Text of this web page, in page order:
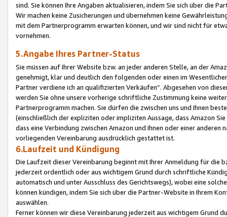
sind. Sie können Ihre Angaben aktualisieren, indem Sie sich über die
Wir machen keine Zusicherungen und übernehmen keine
mit dem Partnerprogramm erwarten können, und wir sind nicht für
vornehmen.
5.Angabe Ihres Partner-Status
Sie müssen auf Ihrer Website bzw. an jeder anderen Stelle, an der
genehmigt, klar und deutlich den folgenden oder einen im
Partner verdiene ich an qualifizierten Verkäufen“. Abgesehen von
werden Sie ohne unsere vorherige schriftliche Zustimmung keine
Partnerprogramm machen. Sie dürfen die zwischen uns und Ihnen
(einschließlich der expliziten oder impliziten Aussage, dass Amazon
dass eine Verbindung zwischen Amazon und Ihnen oder einer
vorliegenden Vereinbarung ausdrücklich gestattet ist.
6.Laufzeit und Kündigung
Die Laufzeit dieser Vereinbarung beginnt mit Ihrer Anmeldung für die
jederzeit ordentlich oder aus wichtigem Grund durch schriftliche
automatisch und unter Ausschluss des Gerichtswegs), wobei eine
können kündigen, indem Sie sich über die Partner-Website in Ihrem
auswählen.
Ferner können wir diese Vereinbarung jederzeit aus wichtigem Grund